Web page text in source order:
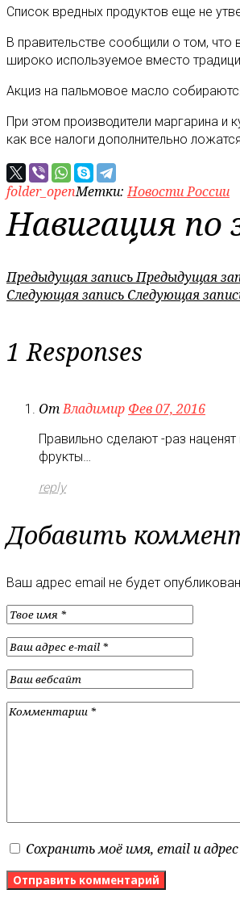
Список вредных продуктов еще не
В правительстве сообщили о том,
широко используемое вместо
Акциз на пальмовое масло
При этом производители маргарина и
как все налоги дополнительно
folder_openМетки:Новости России
Навигация по
Предыдущая записьПредыдущая
Следующая запись Следующая
1 Responses
ОтВладимир Фев 07, 2016
Правильно сделают -раз
фрукты…
reply
Добавить
Ваш адрес email не будет
Сохранить моё имя, email и